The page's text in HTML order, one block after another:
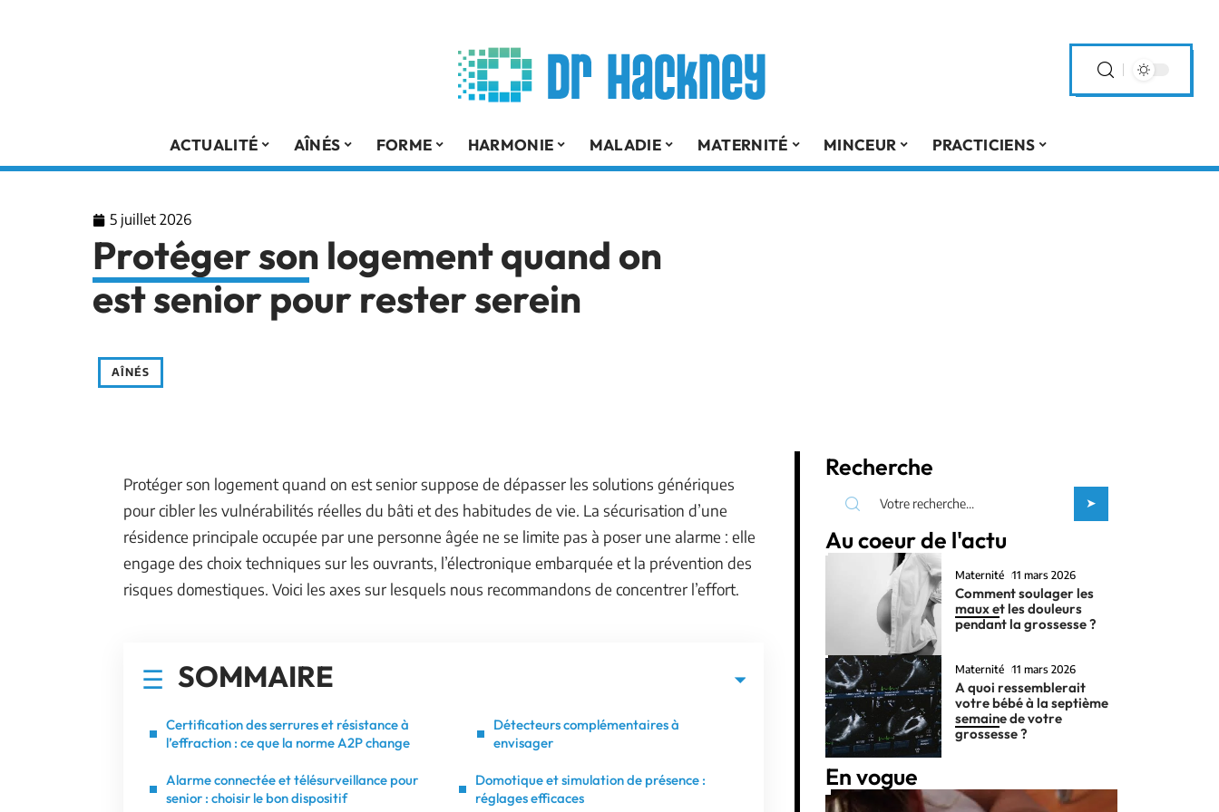
ACTUALITÉ AÎNÉS FORME HARMONIE MALADIE MATERNITÉ MINCEUR PRACTICIENS
5 juillet 2026
Protéger son logement quand on
est senior pour rester serein
AÎNÉS
Protéger son logement quand on est senior suppose de dépasser les solutions génériques
pour cibler les vulnérabilités réelles du bâti et des habitudes de vie. La sécurisation d’une
résidence principale occupée par une personne âgée ne se limite pas à poser une alarme : elle
engage des choix techniques sur les ouvrants, l’électronique embarquée et la prévention des
risques domestiques. Voici les axes sur lesquels nous recommandons de concentrer l’effort.
SOMMAIRE
Certification des serrures et résistance à
l’effraction : ce que la norme A2P change
Alarme connectée et télésurveillance pour
senior : choisir le bon dispositif
Détecteurs complémentaires à
envisager
Domotique et simulation de présence :
réglages efficaces
Recherche
Au coeur de l'actu
Maternité 11 mars 2026
Comment soulager les
maux et les douleurs
pendant la grossesse ?
Maternité 11 mars 2026
A quoi ressemblerait
votre bébé à la septième
semaine de votre
grossesse ?
En vogue